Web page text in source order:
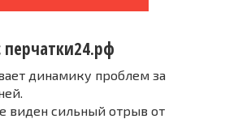
перчатки24.рф
динамику проблем за
виден сильный отрыв от